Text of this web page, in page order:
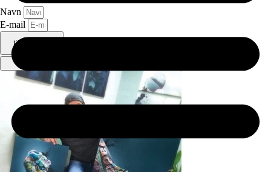
Navn
E-mail
tilmeld ⟶